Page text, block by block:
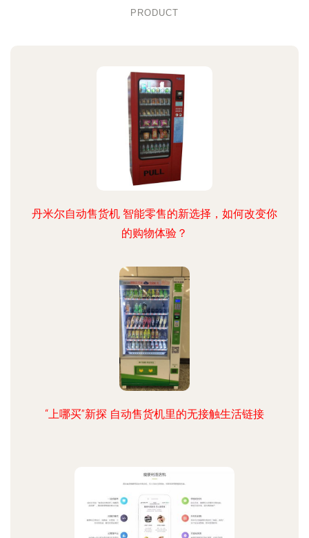
PRODUCT
丹米尔自动售货机 智能零售的新选择，如何改变你
的购物体验？
“上哪买”新探 自动售货机里的无接触生活链接